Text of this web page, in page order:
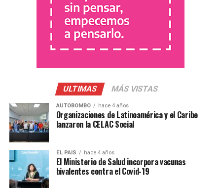
Casielo expresó que “no hay criterios claros” con
respecto a las nuevas modificaciones establecidas y
agregó: “es toda una política de autoritarimo por parte
del Ministerio”. Además, informó que mañana, Amsafe
junto a Sadop y toda la comunidad secundaria
concentrarán a las 11 frente a la sede del Ministerio de
Defendamos la Educación
Secundaria
ULTIMAS MÁS VISTAS
AUTOBOMBO hace 4 años
Organizaciones de Latinoamérica y el Caribe
lanzaron la CELAC Social
EL PAIS hace 4 años
El Ministerio de Salud incorpora vacunas
bivalentes contra el Covid-19